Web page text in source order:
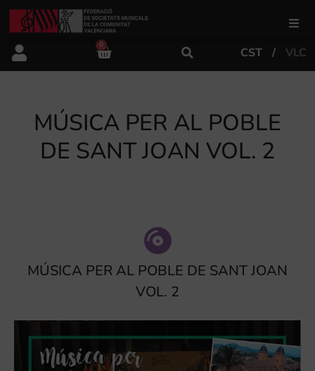
FSMCV
Área educativa
0
CST VLC
MÚSICA PER AL POBLE
DE SANT JOAN VOL. 2
MÚSICA PER AL POBLE DE SANT JOAN
VOL. 2